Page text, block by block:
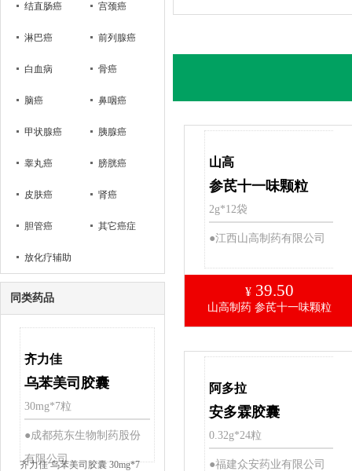
结直肠癌 宫颈癌
淋巴癌 前列腺癌
白血病 骨癌
脑癌 鼻咽癌
甲状腺癌 胰腺癌
睾丸癌 膀胱癌
皮肤癌 肾癌
胆管癌 其它癌症
放化疗辅助
同类药品
齐力佳
乌苯美司胶囊
30mg*7粒
●成都苑东生物制药股份
有限公司
齐力佳 乌苯美司胶囊 30mg*7
山高
参芪十一味颗粒
2g*12袋
●江西山高制药有限公司
¥ 39.50
山高制药 参芪十一味颗粒
阿多拉
安多霖胶囊
0.32g*24粒
●福建众安药业有限公司